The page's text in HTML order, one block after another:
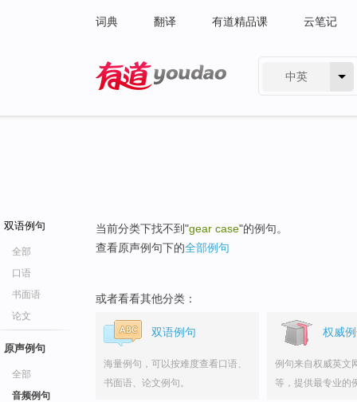
词典 翻译 有道精品课 云笔记
中英
双语例句
全部
口语
书面语
论文
原声例句
全部
音频例句
当前分类下找不到"gear case"的例句。
查看原声例句下的全部例句
或者看看其他分类：
双语例句
海量例句，可以按难度查看口语、
书面语、论文例句。
权威
例句来自权威英文
等，提供最专业的